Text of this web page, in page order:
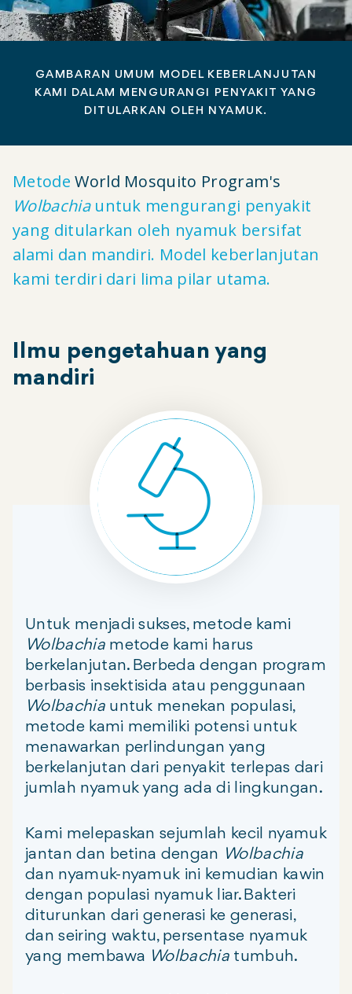
GAMBARAN UMUM MODEL KEBERLANJUTAN
KAMI DALAM MENGURANGI PENYAKIT YANG
DITULARKAN OLEH NYAMUK.
Metode World Mosquito Program's
Wolbachia untuk mengurangi penyakit
yang ditularkan oleh nyamuk bersifat
alami dan mandiri. Model keberlanjutan
kami terdiri dari lima pilar utama.
Ilmu pengetahuan yang
mandiri
Untuk menjadi sukses, metode kami
Wolbachiametode kami harus
berkelanjutan. Berbeda dengan program
berbasis insektisida atau penggunaan
Wolbachiauntuk menekan populasi,
metode kami memiliki potensi untuk
menawarkan perlindungan yang
berkelanjutan dari penyakit terlepas dari
jumlah nyamuk yang ada di lingkungan.
Kami melepaskan sejumlah kecil nyamuk
jantan dan betina dengan Wolbachia
dan nyamuk-nyamuk ini kemudian kawin
dengan populasi nyamuk liar. Bakteri
diturunkan dari generasi ke generasi,
dan seiring waktu, persentase nyamuk
yang membawa Wolbachia tumbuh.